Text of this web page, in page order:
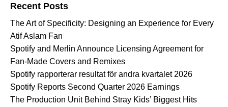
Recent Posts
The Art of Specificity: Designing an Experience for Every
Atif Aslam Fan
Spotify and Merlin Announce Licensing Agreement for
Fan-Made Covers and Remixes
Spotify rapporterar resultat för andra kvartalet 2026
Spotify Reports Second Quarter 2026 Earnings
The Production Unit Behind Stray Kids’ Biggest Hits